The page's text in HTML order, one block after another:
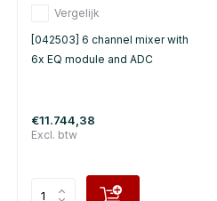
Vergelijk
[042503] 6 channel mixer with
6x EQ module and ADC
€11.744,38
Excl. btw